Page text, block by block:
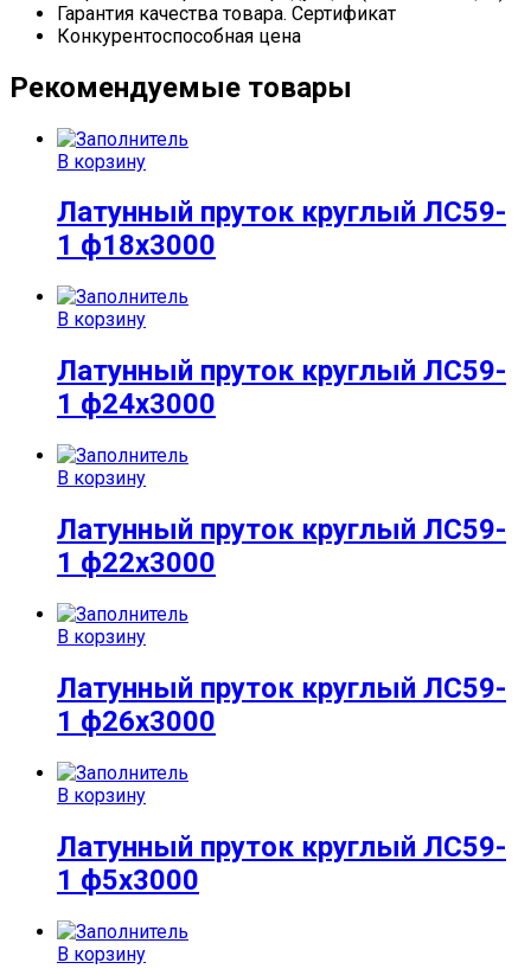
Гарантия качества товара. Сертификат
Конкурентоспособная цена
Рекомендуемые товары
В корзину
Латунный пруток круглый ЛС59-
1 ф18х3000
В корзину
Латунный пруток круглый ЛС59-
1 ф24х3000
В корзину
Латунный пруток круглый ЛС59-
1 ф22х3000
В корзину
Латунный пруток круглый ЛС59-
1 ф26х3000
В корзину
Латунный пруток круглый ЛС59-
1 ф5х3000
В корзину